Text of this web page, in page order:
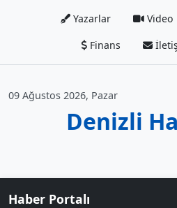
Yazarlar Video
Finans
09 Ağustos 2026, Pazar
Denizli
Haber Portalı